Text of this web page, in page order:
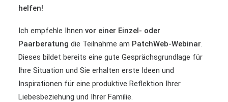
helfen!
Ich empfehle Ihnen vor einer Einzel- oder
Paarberatung die Teilnahme am PatchWeb-Webinar.
Dieses bildet bereits eine gute Gesprächsgrundlage für
Ihre Situation und Sie erhalten erste Ideen und
Inspirationen für eine produktive Reflektion Ihrer
Liebesbeziehung und Ihrer Familie.